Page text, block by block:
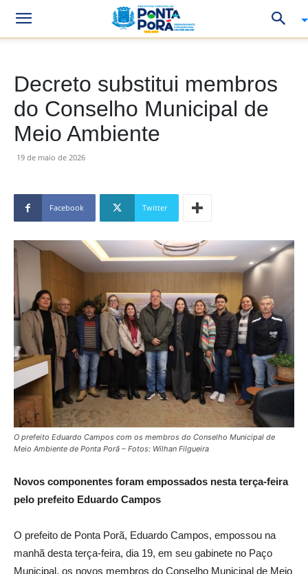
Decreto substitui membros
do Conselho Municipal de
Meio Ambiente
19 de maio de 2026
Facebook Twitter
O prefeito Eduardo Campos com os membros do Conselho Municipal de
Meio Ambiente de Ponta Porã – Fotos: Wilhan Filgueira
Novos componentes foram empossados nesta terça-feira
pelo prefeito Eduardo Campos
O prefeito de Ponta Porã, Eduardo Campos, empossou na
manhã desta terça-feira, dia 19, em seu gabinete no Paço
Municipal, os novos membros do Conselho Municipal de Meio